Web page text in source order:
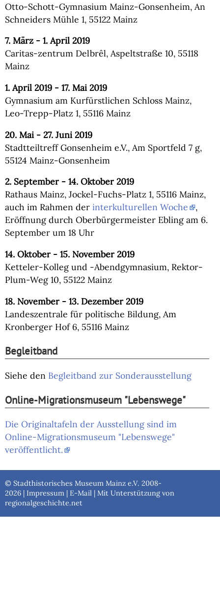
Otto-Schott-Gymnasium Mainz-Gonsenheim, An
Schneiders Mühle 1, 55122 Mainz
7. März - 1. April 2019
Caritas-zentrum Delbrêl, Aspeltstraße 10, 55118
Mainz
1. April 2019 - 17. Mai 2019
Gymnasium am Kurfürstlichen Schloss Mainz,
Leo-Trepp-Platz 1, 55116 Mainz
20. Mai - 27. Juni 2019
Stadtteiltreff Gonsenheim e.V., Am Sportfeld 7 g,
55124 Mainz-Gonsenheim
2. September - 14. Oktober 2019
Rathaus Mainz, Jockel-Fuchs-Platz 1, 55116 Mainz,
auch im Rahmen der interkulturellen Woche
,
Eröffnung durch Oberbürgermeister Ebling am 6.
September um 18 Uhr
14. Oktober - 15. November 2019
Ketteler-Kolleg und -Abendgymnasium, Rektor-
Plum-Weg 10, 55122 Mainz
18. November - 13. Dezember 2019
Landeszentrale für politische Bildung, Am
Kronberger Hof 6, 55116 Mainz
Begleitband
Siehe den Begleitband zur Sonderausstellung
Online-Migrationsmuseum "Lebenswege"
Die Originaltafeln der Ausstellung sind im
Online-Migrationsmuseum "Lebenswege"
veröffentlicht.
© Stadthistorisches Museum Mainz e.V. 2008-
2026 | Impressum | E-Mail | Mit Unterstützung von
regionalgeschichte.net